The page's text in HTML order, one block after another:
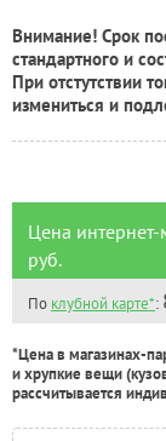
Самара:
Тверь:
Тюмень:
Внимание! Срок
стандартного и
При отстутствии
измениться и
Цена интернет-
руб.
По клубной карте*:
*Цена в магазинах-
и хрупкие вещи
рассчитывается